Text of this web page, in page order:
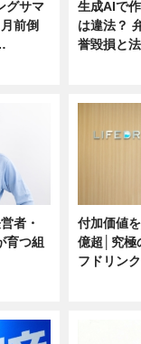
グサマ
前倒
生成AIで
は違法？
誉毀損と
者・
育つ組
付加価値
億超│究極
フドリン